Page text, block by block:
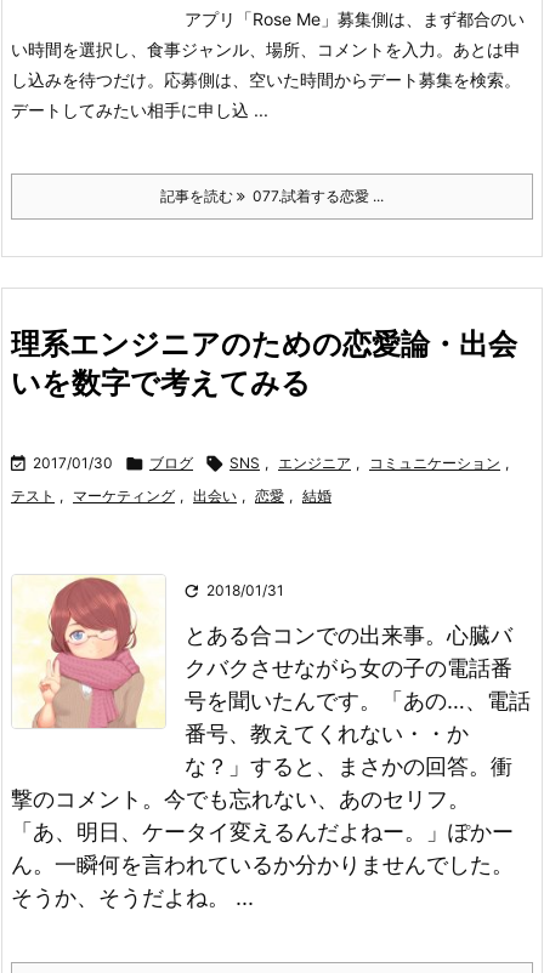
アプリ「Rose Me」 募集側は、まず都合のい
い時間を選択し、食事ジャンル、場所、コメントを入力。あとは申
し込みを待つだけ。 応募側は、空いた時間からデート募集を検索。
デートしてみたい相手に申し込 ...
記事を読む 077.試着する恋愛 ...
理系エンジニアのための恋愛論・出会
いを数字で考えてみる
 2017/01/30  ブログ  SNS , エンジニア , コミュニケーション ,
テスト , マーケティング , 出会い , 恋愛 , 結婚
 2018/01/31
とある合コンでの出来事。心臓バ
クバクさせながら女の子の電話番
号を聞いたんです。
「あの…、電話
番号、教えてくれない・・か
な？」 すると、まさかの回答。衝
撃のコメント。今でも忘れない、あのセリフ。
「あ、明日、ケータイ変えるんだよねー。」 ぽかー
ん。 一瞬何を言われているか分かりませんでした。
そうか、そうだよね。 ...